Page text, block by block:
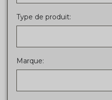
Type de produit:
Marque: